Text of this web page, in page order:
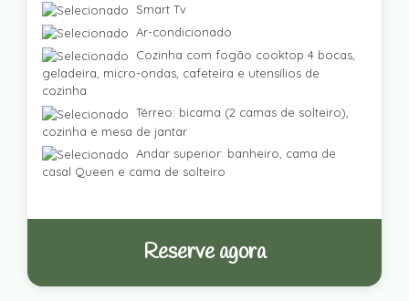
Smart Tv
Ar-condicionado
Cozinha com fogão cooktop 4 bocas,
geladeira, micro-ondas, cafeteira e utensílios de
cozinha
Térreo: bicama (2 camas de solteiro),
cozinha e mesa de jantar
Andar superior: banheiro, cama de
casal Queen e cama de solteiro
Reserve agora